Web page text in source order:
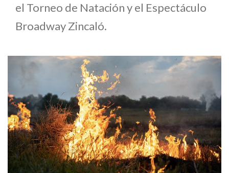
el Torneo de Natación y el Espectáculo
Broadway Zincaló.